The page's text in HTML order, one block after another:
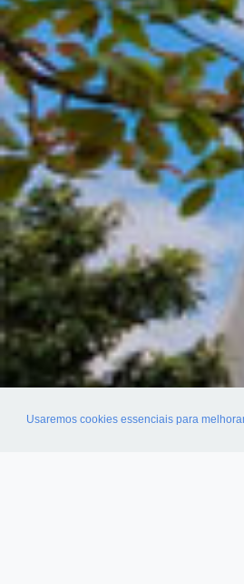
Usaremos cookies essenciais para